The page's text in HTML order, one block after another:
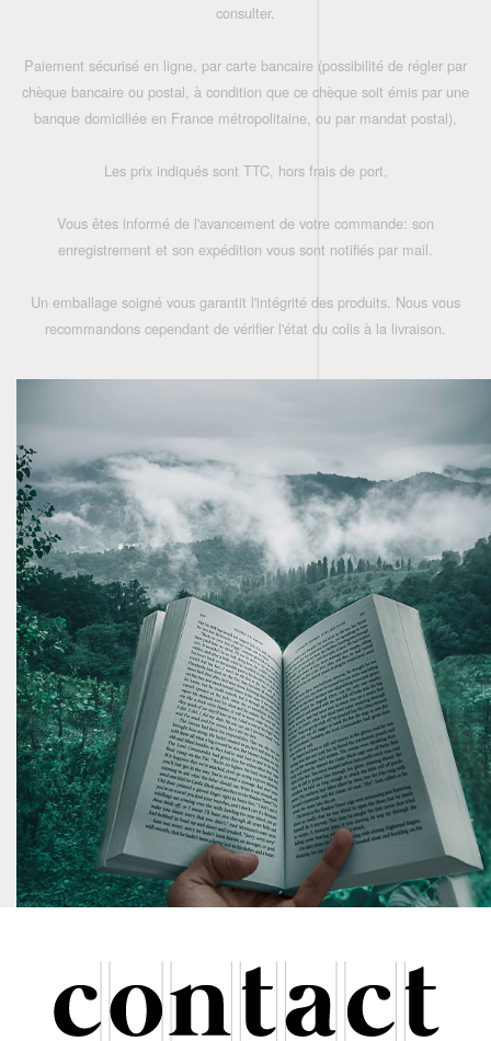
consulter.
Paiement sécurisé en ligne, par carte bancaire (possibilité de régler par
chèque bancaire ou postal, à condition que ce chèque soit émis par une
banque domiciliée en France métropolitaine, ou par mandat postal),
Les prix indiqués sont TTC, hors frais de port,
Vous êtes informé de l'avancement de votre commande: son
enregistrement et son expédition vous sont notifiés par mail.
Un emballage soigné vous garantit l'intégrité des produits. Nous vous
recommandons cependant de vérifier l'état du colis à la livraison.